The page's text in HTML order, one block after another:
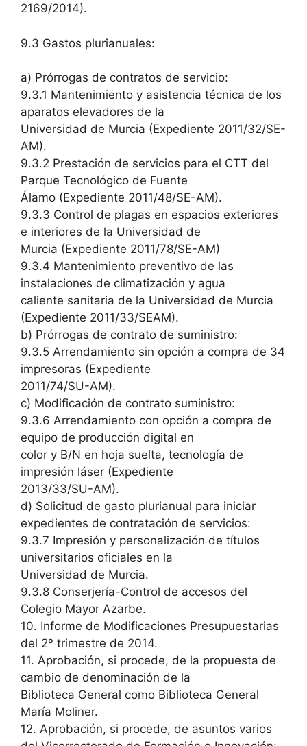
2169/2014).
9.3 Gastos plurianuales:
a) Prórrogas de contratos de servicio:
9.3.1 Mantenimiento y asistencia técnica de los
aparatos elevadores de la
Universidad de Murcia (Expediente 2011/32/SE-
AM).
9.3.2 Prestación de servicios para el CTT del
Parque Tecnológico de Fuente
Álamo (Expediente 2011/48/SE-AM).
9.3.3 Control de plagas en espacios exteriores
e interiores de la Universidad de
Murcia (Expediente 2011/78/SE-AM)
9.3.4 Mantenimiento preventivo de las
instalaciones de climatización y agua
caliente sanitaria de la Universidad de Murcia
(Expediente 2011/33/SEAM).
b) Prórrogas de contrato de suministro:
9.3.5 Arrendamiento sin opción a compra de 34
impresoras (Expediente
2011/74/SU-AM).
c) Modificación de contrato suministro:
9.3.6 Arrendamiento con opción a compra de
equipo de producción digital en
color y B/N en hoja suelta, tecnología de
impresión láser (Expediente
2013/33/SU-AM).
d) Solicitud de gasto plurianual para iniciar
expedientes de contratación de servicios:
9.3.7 Impresión y personalización de títulos
universitarios oficiales en la
Universidad de Murcia.
9.3.8 Conserjería-Control de accesos del
Colegio Mayor Azarbe.
10. Informe de Modificaciones Presupuestarias
del 2º trimestre de 2014.
11. Aprobación, si procede, de la propuesta de
cambio de denominación de la
Biblioteca General como Biblioteca General
María Moliner.
12. Aprobación, si procede, de asuntos varios